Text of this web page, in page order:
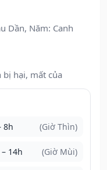
Dần, Năm: Canh
bị hại, mất của
8h (Giờ Thìn)
14h (Giờ Mùi)